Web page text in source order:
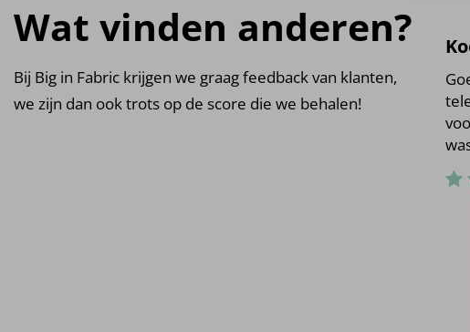
Wat vinden anderen?
Bij Big in Fabric krijgen we graag feedback van klanten,
we zijn dan ook trots op de score die we behalen!